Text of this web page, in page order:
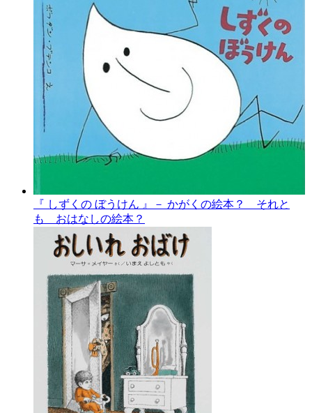
『 しずくの ぼうけん 』－ かがくの絵本？ それと
も おはなしの絵本？